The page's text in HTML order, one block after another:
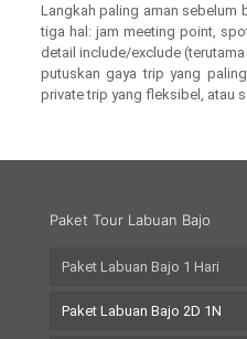
Langkah paling aman sebelum
tiga hal: jam meeting point,
detail include/exclude
putuskan gaya trip yang
private trip yang fleksibel, atau
Paket Tour Labuan Bajo
Paket Labuan Bajo 1 Hari
Paket Labuan Bajo 2D 1N